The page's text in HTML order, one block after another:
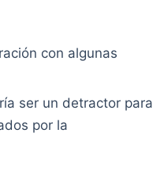
con algunas
ser un detractor para
por la